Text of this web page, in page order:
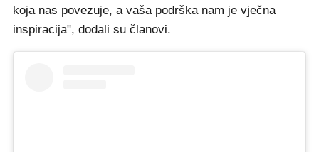
koja nas povezuje, a vaša podrška nam je vječna
inspiracija", dodali su članovi.